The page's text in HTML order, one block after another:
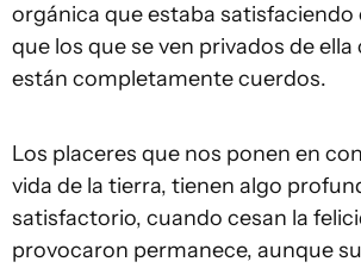
orgánica que estaba satisfaciendo
que los que se ven privados de ella
están completamente cuerdos.
Los placeres que nos ponen en
vida de la tierra, tienen algo
satisfactorio, cuando cesan la
provocaron permanece, aunque